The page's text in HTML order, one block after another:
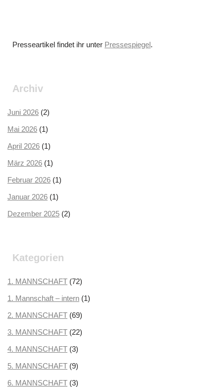
Presseartikel findet ihr unter Pressespiegel.
Archiv
Juni 2026 (2)
Mai 2026 (1)
April 2026 (1)
März 2026 (1)
Februar 2026 (1)
Januar 2026 (1)
Dezember 2025 (2)
August 2025
Juli 2025(3)
Juni 2025(1)
Mai 2025(1)
April 2025(3)
März 2025(3)
Februar 2025(2)
Januar 2025(2)
Kategorien
1. MANNSCHAFT (72)
1. Mannschaft – intern (1)
2. MANNSCHAFT (69)
3. MANNSCHAFT (22)
4. MANNSCHAFT (3)
5. MANNSCHAFT (9)
6. MANNSCHAFT (3)